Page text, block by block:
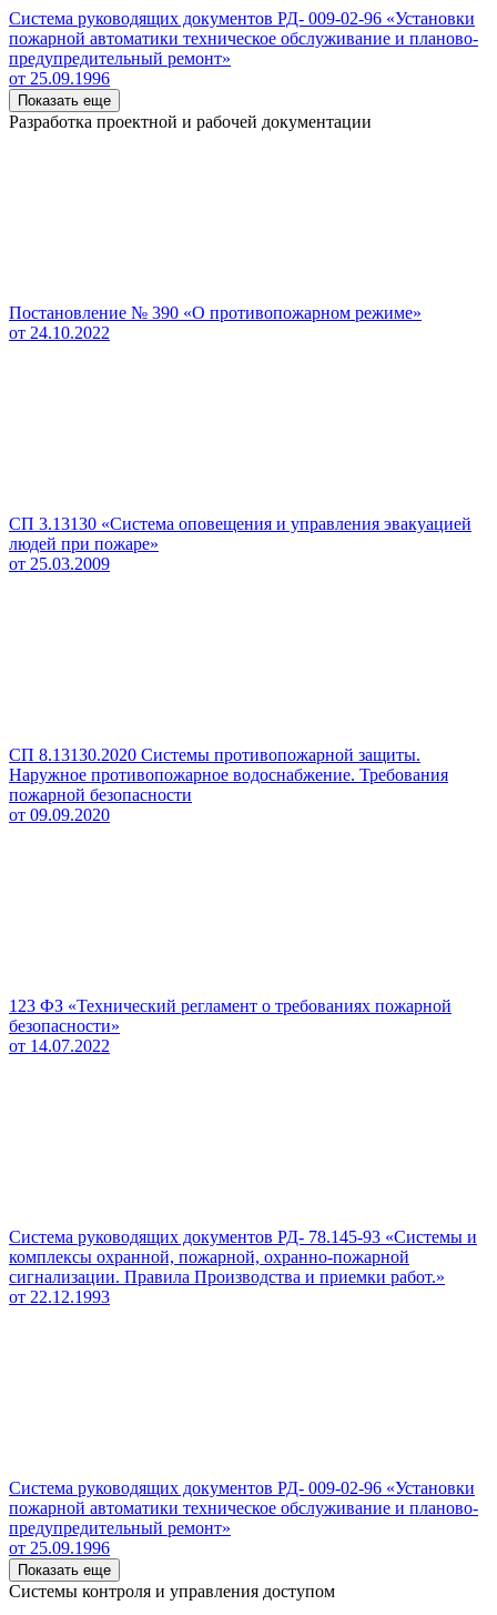
Система руководящих документов РД- 009-02-96 «Установки
пожарной автоматики техническое обслуживание и планово-
предупредительный ремонт»
от 25.09.1996
Показать еще
Разработка проектной и рабочей документации
Постановление № 390 «О противопожарном режиме»
от 24.10.2022
СП 3.13130 «Система оповещения и управления эвакуацией
людей при пожаре»
от 25.03.2009
СП 8.13130.2020 Системы противопожарной защиты.
Наружное противопожарное водоснабжение. Требования
пожарной безопасности
от 09.09.2020
123 ФЗ «Технический регламент о требованиях пожарной
безопасности»
от 14.07.2022
Система руководящих документов РД- 78.145-93 «Системы и
комплексы охранной, пожарной, охранно-пожарной
сигнализации. Правила Производства и приемки работ.»
от 22.12.1993
Система руководящих документов РД- 009-02-96 «Установки
пожарной автоматики техническое обслуживание и планово-
предупредительный ремонт»
от 25.09.1996
Показать еще
Системы контроля и управления доступом